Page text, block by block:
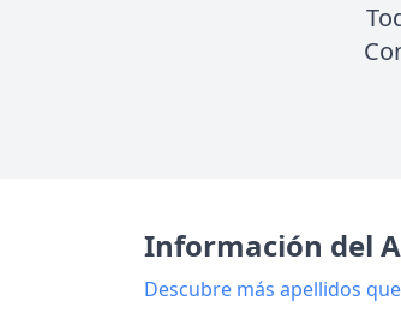
Información del
Descubre más apellidos